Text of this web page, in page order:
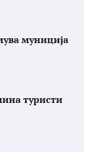
муниција
туристи